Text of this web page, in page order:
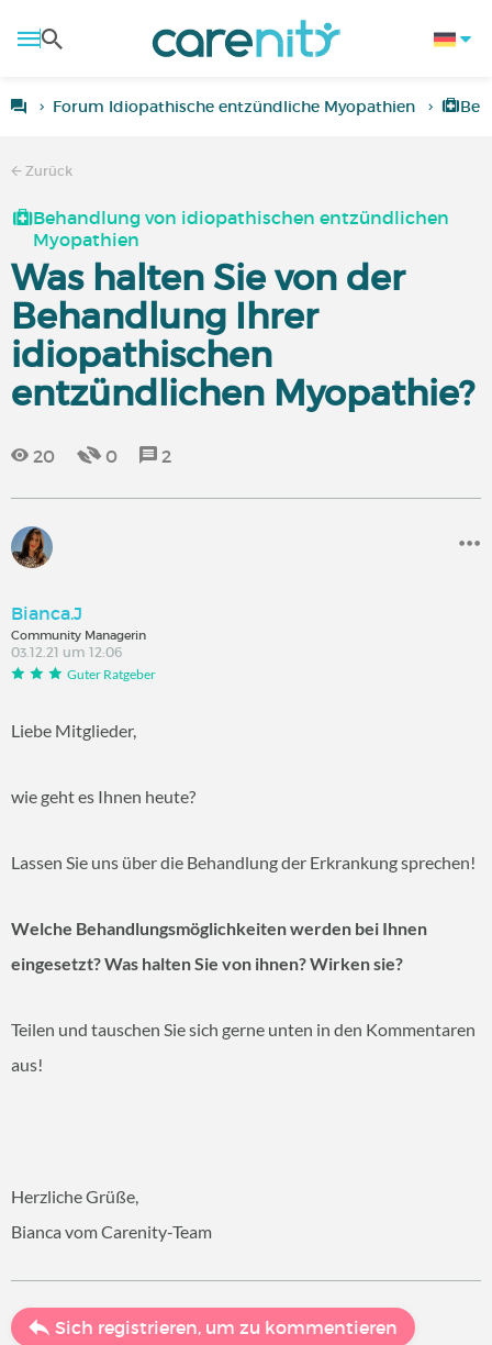
Forum Idiopathische entzündliche Myopathien
Zurück
Behandlung von idiopathischen entzündlichen
Myopathien
Was halten Sie von der
Behandlung Ihrer
idiopathischen
entzündlichen Myopathie?
20 0 2
Bianca.J
Community Managerin
03.12.21 um 12:06
Guter Ratgeber
Liebe Mitglieder,
wie geht es Ihnen heute?
Lassen Sie uns über die Behandlung der Erkrankung sprechen!
Welche Behandlungsmöglichkeiten werden bei Ihnen
eingesetzt? Was halten Sie von ihnen? Wirken sie?
Teilen und tauschen Sie sich gerne unten in den Kommentaren
aus!
Herzliche Grüße,
Bianca vom Carenity-Team
Sich registrieren, um zu kommentieren